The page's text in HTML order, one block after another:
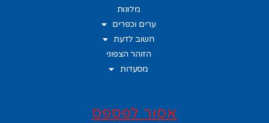
מלונות
ערים וכפרים
חשוב לדעת
הזוהר הצפוני
מסעדות
אסור לפספס